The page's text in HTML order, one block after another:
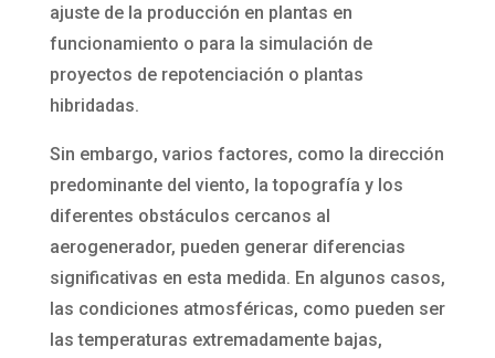
ajuste de la producción en plantas en
funcionamiento o para la simulación de
proyectos de repotenciación o plantas
hibridadas.
Sin embargo, varios factores, como la dirección
predominante del viento, la topografía y los
diferentes obstáculos cercanos al
aerogenerador, pueden generar diferencias
significativas en esta medida. En algunos casos,
las condiciones atmosféricas, como pueden ser
las temperaturas extremadamente bajas,